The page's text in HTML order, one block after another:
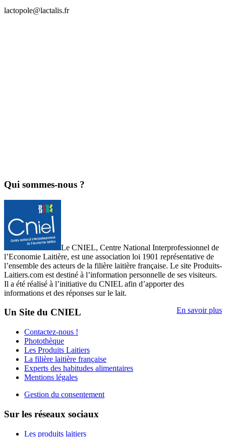
lactopole@lactalis.fr
Qui sommes-nous ?
Le CNIEL, Centre National Interprofessionnel de
l’Economie Laitière, est une association loi 1901 représentative de
l’ensemble des acteurs de la filière laitière française. Le site Produits-
Laitiers.com est destiné à l’information personnelle de ses visiteurs.
Il a été réalisé à l’initiative du CNIEL afin d’apporter des
informations et des réponses sur le lait.
En savoir plus
Un Site du CNIEL
Contactez-nous !
Photothèque
Les Produits Laitiers
La filière laitière française
Experts des habitudes alimentaires
Mentions légales
Gestion du consentement
Sur les réseaux sociaux
Les produits laitiers